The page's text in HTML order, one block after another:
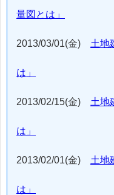
量図とは」
2013/03/01(金) 土地
は」
2013/02/15(金) 土地
は」
2013/02/01(金) 土地
は」